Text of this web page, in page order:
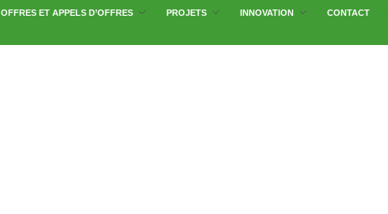
OFFRES ET APPELS D’OFFRES PROJETS INNOVATION CONTACT